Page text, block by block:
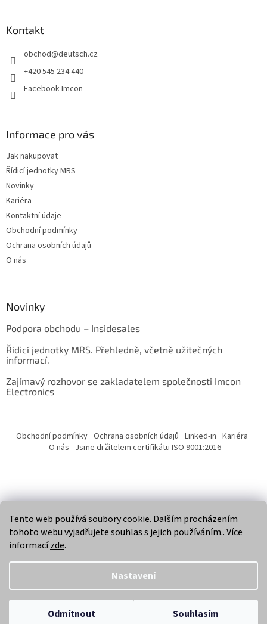
Tento web používá soubory cookie. Dalším procházením
tohoto webu vyjadřujete souhlas s jejich používáním.. Více
informacízde.
Nastavení
Odmítnout Souhlasím
Kontakt
obchod@deutsch.cz
+420 545 234 440
Facebook Imcon
Informace pro vás
Jak nakupovat
Řídicí jednotky MRS
Novinky
Kariéra
Kontaktní údaje
Obchodní podmínky
Ochrana osobních údajů
O nás
Novinky
Podpora obchodu – Insidesales
Řídicí jednotky MRS. Přehledně, včetně užitečných
informací.
Zajímavý rozhovor se zakladatelem společnosti Imcon
Electronics
Obchodní podmínky Ochrana osobních údajů Linked-in Kariéra
O nás Jsme držitelem certifikátu ISO 9001:2016
Copyright 2026